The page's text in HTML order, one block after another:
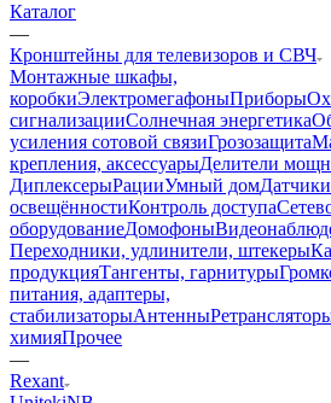
Каталог
—
Кронштейны для телевизоров и СВЧ
Монтажные шкафы,
коробкиЭлектромегафоныПриборы
сигнализацииСолнечная энергетика
усиления сотовой связиГрозозащита
крепления, аксессуарыДелители
ДиплексерыРацииУмный дом
освещённостиКонтроль доступа
оборудованиеДомофоны
Переходники, удлинители, штекеры
продукцияТангенты, гарнитуры
питания, адаптеры,
стабилизаторыАнтенны
химияПрочее
—
Rexant